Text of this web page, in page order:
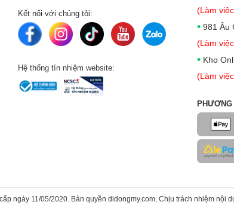
Kết nối với chúng tôi:
Hệ thống tín nhiệm website:
(Làm
• 981 Âu
(Làm
• Kho
(Làm
ngày 11/05/2020. Bản quyền didongmy.com, Chịu trách nhiệm nội